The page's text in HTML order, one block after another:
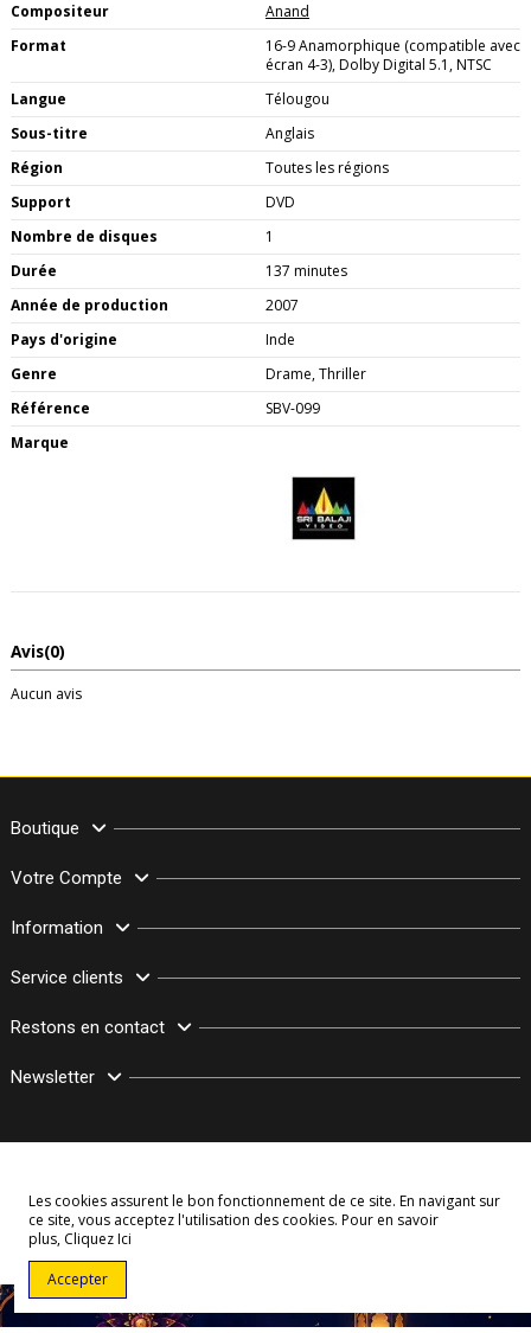
Compositeur
Anand
Format
16-9 Anamorphique (compatible avec
écran 4-3), Dolby Digital 5.1, NTSC
Langue
Télougou
Sous-titre
Anglais
Région
Toutes les régions
Support
DVD
Nombre de disques
1
Durée
137 minutes
Année de production
2007
Pays d'origine
Inde
Genre
Drame, Thriller
Référence
SBV-099
Marque
Avis(0)
Aucun avis
Boutique
Votre Compte
Information
Service clients
Restons en contact
Newsletter
© Copyright 2003–2026 Bollymarket.com - Tous Droits Réservés
Les cookies assurent le bon fonctionnement de ce site. En navigant sur
ce site, vous acceptez l'utilisation des cookies. Pour en savoir
plus, Cliquez Ici
Accepter